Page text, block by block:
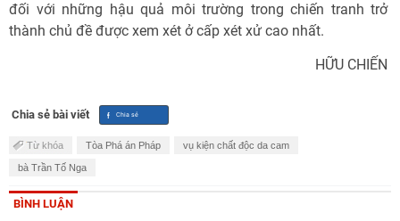
đối với những hậu quả môi trường trong chiến tranh trở
thành chủ đề được xem xét ở cấp xét xử cao nhất.
HỮU CHIẾN
Chia sẻ bài viết
Từ khóa Tòa Phá án Pháp vụ kiện chất độc da cam
bà Trần Tố Nga
BÌNH LUẬN